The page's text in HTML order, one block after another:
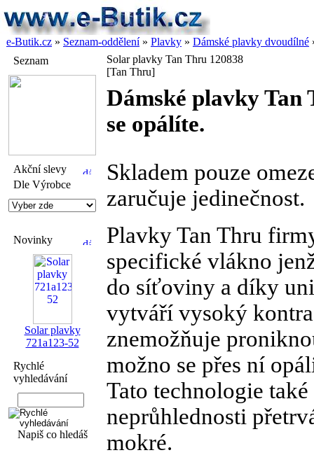
e-Butik.cz » Seznam-oddělení» Plavky » Dámské plavky dvoudílné
Seznam
Akční slevy
Dle Výrobce
Novinky
Solar plavky
721a123-52
Rychlé
vyhledávání
Napiš co hledáš
Solar plavky Tan Thru 120838
[Tan Thru]
Dámské plavky Tan
se opálíte.
Skladem pouze
zaručuje jedinečnost.
Plavky Tan Thru
specifické vlákno
do síťoviny a díky
vytváří vysoký
znemožňuje
možno se přes ní
Tato technologie
neprůhlednosti
mokré.